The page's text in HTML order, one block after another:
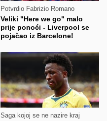
Potvrdio Fabrizio Romano
Veliki "Here we go" malo
prije ponoći - Liverpool se
pojačao iz Barcelone!
Saga kojoj se ne nazire kraj